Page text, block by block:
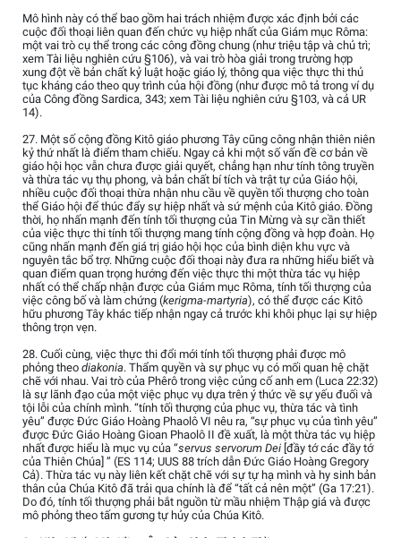
Mô hình này có thể bao gồm hai trách nhiệm được xác định bởi các
cuộc đối thoại liên quan đến chức vụ hiệp nhất của Giám mục Rôma:
một vai trò cụ thể trong các công đồng chung (như triệu tập và chủ trì;
xem Tài liệu nghiên cứu §106), và vai trò hòa giải trong trường hợp
xung đột về bản chất kỷ luật hoặc giáo lý, thông qua việc thực thi thủ
tục kháng cáo theo quy trình của hội đồng (như được mô tả trong ví dụ
của Công đồng Sardica, 343; xem Tài liệu nghiên cứu §103, và cả UR
14).
27. Một số cộng đồng Kitô giáo phương Tây cũng công nhận thiên niên
kỷ thứ nhất là điểm tham chiếu. Ngay cả khi một số vấn đề cơ bản về
giáo hội học vẫn chưa được giải quyết, chẳng hạn như tính tông truyền
và thừa tác vụ thụ phong, và bản chất bí tích và trật tự của Giáo hội,
nhiều cuộc đối thoại thừa nhận nhu cầu về quyền tối thượng cho toàn
thể Giáo hội để thúc đẩy sự hiệp nhất và sứ mệnh của Kitô giáo. Đồng
thời, họ nhấn mạnh đến tính tối thượng của Tin Mừng và sự cần thiết
của việc thực thi tính tối thượng mang tính cộng đồng và hợp đoàn. Họ
cũng nhấn mạnh đến giá trị giáo hội học của bình diện khu vực và
nguyên tắc bổ trợ. Những cuộc đối thoại này đưa ra những hiểu biết và
quan điểm quan trọng hướng đến việc thực thi một thừa tác vụ hiệp
nhất có thể chấp nhận được của Giám mục Rôma, tính tối thượng của
việc công bố và làm chứng (kerigma-martyria), có thể được các Kitô
hữu phương Tây khác tiếp nhận ngay cả trước khi khôi phục lại sự hiệp
thông trọn vẹn.
28. Cuối cùng, việc thực thi đổi mới tính tối thượng phải được mô
phỏng theo diakonia. Thẩm quyền và sự phục vụ có mối quan hệ chặt
chẽ với nhau. Vai trò của Phêrô trong việc củng cố anh em (Luca 22:32)
là sự lãnh đạo của một việc phục vụ dựa trên ý thức về sự yếu đuối và
tội lỗi của chính mình. “tính tối thượng của phục vụ, thừa tác và tình
yêu” được Đức Giáo Hoàng Phaolô VI nêu ra, “sự phục vụ của tình yêu”
được Đức Giáo Hoàng Gioan Phaolô II đề xuất, là một thừa tác vụ hiệp
nhất được hiểu là mục vụ của “servus servorum Dei [đầy tớ các đầy tớ
của Thiên Chúa] ” (ES 114; UUS 88 trích dẫn Đức Giáo Hoàng Gregory
Cả). Thừa tác vụ này liên kết chặt chẽ với sự tự hạ mình và hy sinh bản
thân của Chúa Kitô đã trải qua chính là để “tất cả nên một” (Ga 17:21).
Do đó, tính tối thượng phải bắt nguồn từ mầu nhiệm Thập giá và được
mô phỏng theo tấm gương tự hủy của Chúa Kitô.